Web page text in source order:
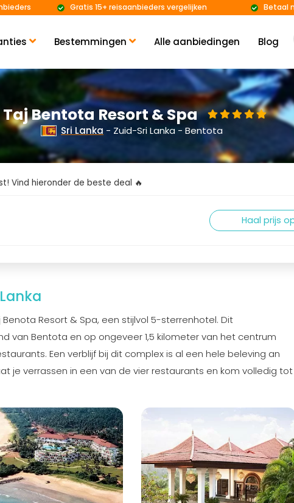
Bestemmingen Alle aanbiedingen Blog
Gratis 15+ reisaanbieders vergelijken Betaal
Taj Bentota Resort & Spa
Sri Lanka - Zuid-Sri Lanka - Bentota
Vind hieronder de beste deal 🔥
Haal prijs
Resort & Spa, een stijlvol 5-sterrenhotel. Dit
van Bentota en op ongeveer 1,5 kilometer van het centrum
Een verblijf bij dit complex is al een hele beleving an
je verrassen in een van de vier restaurants en kom volledig tot